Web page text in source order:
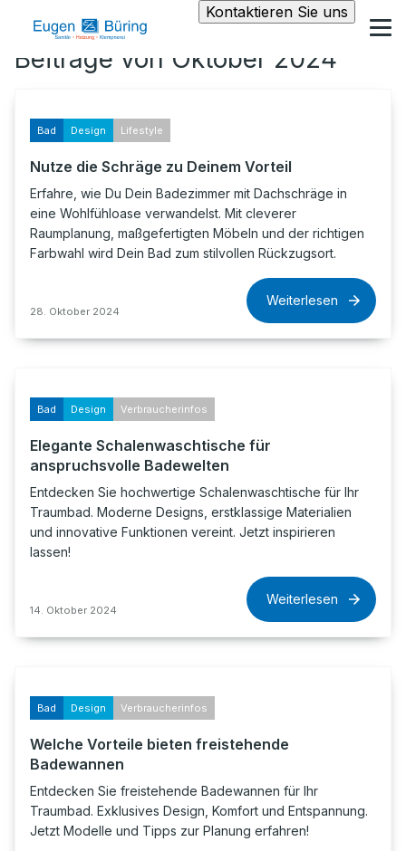
Kontaktieren Sie uns
Beiträge von Oktober 2024
Bad Design Lifestyle
Nutze die Schräge zu Deinem Vorteil
Erfahre, wie Du Dein Badezimmer mit Dachschräge in
eine Wohlfühloase verwandelst. Mit cleverer
Raumplanung, maßgefertigten Möbeln und der richtigen
Farbwahl wird Dein Bad zum stilvollen Rückzugsort.
28. Oktober 2024
Weiterlesen
Bad Design Verbraucherinfos
Elegante Schalenwaschtische für
anspruchsvolle Badewelten
Entdecken Sie hochwertige Schalenwaschtische für Ihr
Traumbad. Moderne Designs, erstklassige Materialien
und innovative Funktionen vereint. Jetzt inspirieren
lassen!
14. Oktober 2024
Weiterlesen
Bad Design Verbraucherinfos
Welche Vorteile bieten freistehende
Badewannen
Entdecken Sie freistehende Badewannen für Ihr
Traumbad. Exklusives Design, Komfort und Entspannung.
Jetzt Modelle und Tipps zur Planung erfahren!